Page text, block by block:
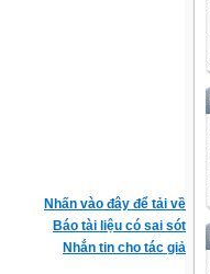
Nhấn vào đây để tải về
Báo tài liệu có sai sót
Nhắn tin cho tác giả